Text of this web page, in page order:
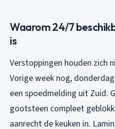
Waarom 24/7
is
Verstoppingen houden zich
Vorige week nog,
een spoedmelding uit Zuid.
gootsteen compleet
aanrecht de keuken in.